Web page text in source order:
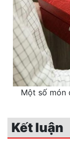
Một số món
Kết luận